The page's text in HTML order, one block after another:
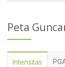
Peta
Intensitas